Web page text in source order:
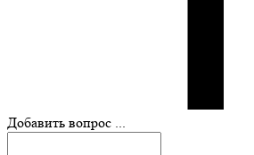
Добавить вопрос ...